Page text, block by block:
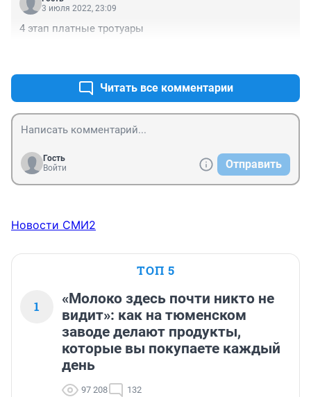
3 июля 2022, 23:09
4 этап платные тротуары
Читать все комментарии
Гость
Войти
Отправить
Новости СМИ2
ТОП 5
1
«Молоко здесь почти никто не
видит»: как на тюменском
заводе делают продукты,
которые вы покупаете каждый
день
97 208 132